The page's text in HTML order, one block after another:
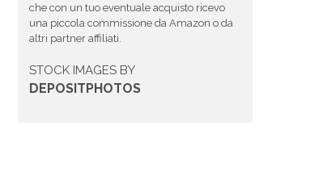
che con un tuo eventuale acquisto ricevo
una piccola commissione da Amazon o da
altri partner affiliati.
STOCK IMAGES BY
DEPOSITPHOTOS